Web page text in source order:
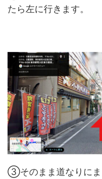
たら左に行きます。
③そのまま道なりにま